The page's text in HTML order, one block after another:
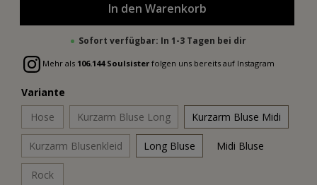
In den Warenkorb
Sofort verfügbar: In 1-3 Tagen bei dir
Mehr als 106.144 Soulsisterfolgen uns bereits auf Instagram
Variante
Hose
Kurzarm Bluse Long Kurzarm Bluse Midi
Kurzarm Blusenkleid Long Bluse Midi Bluse
Rock